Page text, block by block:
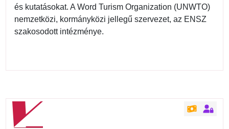
és kutatásokat. A Word Turism Organization (UNWTO)
nemzetközi, kormányközi jellegű szervezet, az ENSZ
szakosodott intézménye.